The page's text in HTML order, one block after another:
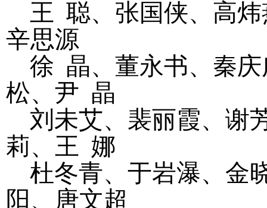
王 聪、张国侠、高
辛思源
徐 晶、董永书、秦
松、尹 晶
刘未艾、裴丽霞、谢
莉、王 娜
杜冬青、于岩瀑、金
阳、唐文超